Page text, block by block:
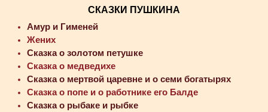
СКАЗКИ ПУШКИНА
Амур и Гименей
Жених
Сказка о золотом петушке
Сказка о медведихе
Сказка о мертвой царевне и о семи богатырях
Сказка о попе и о работнике его Балде
Сказка о рыбаке и рыбке